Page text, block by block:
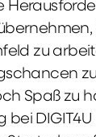
zu
Spaß zu
bei DIGIT4U